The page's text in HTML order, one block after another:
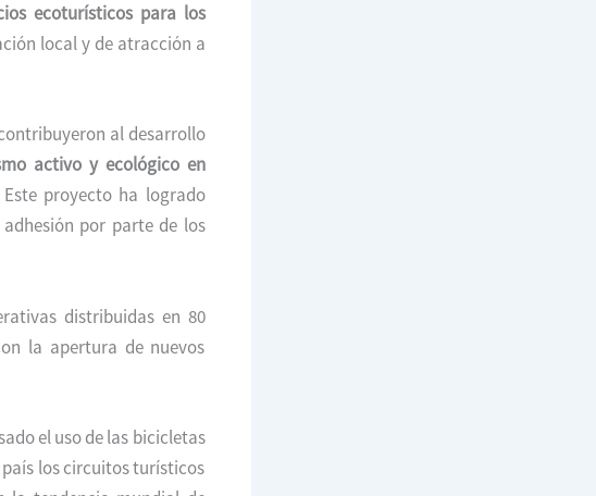
ecoturísticos para los
local y de atracción a
al desarrollo
activo y ecológico en
proyecto ha logrado
por parte de los
distribuidas en 80
la apertura de nuevos
el uso de las bicicletas
los circuitos turísticos